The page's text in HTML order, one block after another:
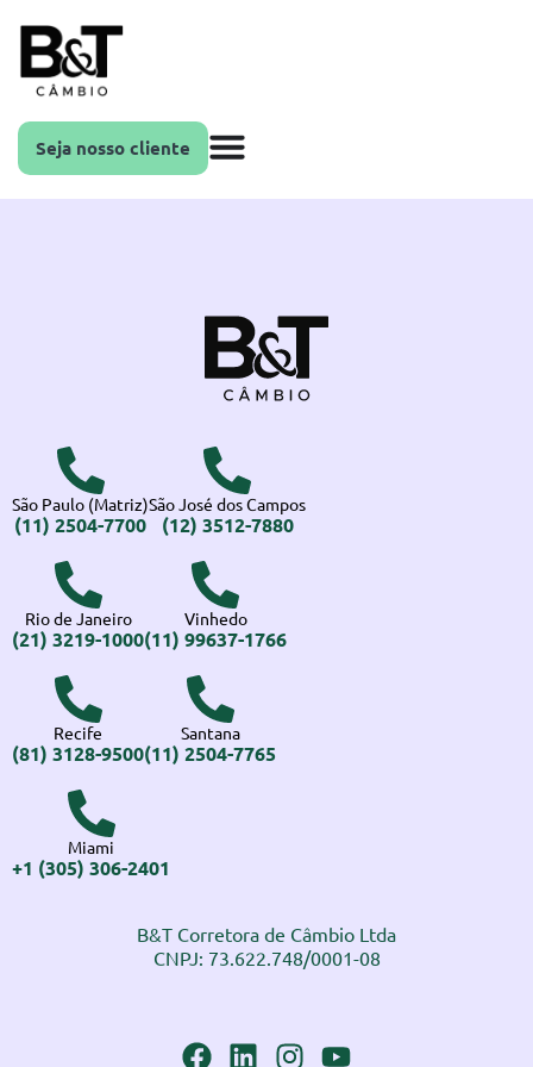
Seja nosso cliente
São Paulo (Matriz)
(11) 2504-7700
São José dos Campos
(12) 3512-7880
Rio de Janeiro
(21) 3219-1000
Vinhedo
(11) 99637-1766
Recife
(81) 3128-9500
Santana
(11) 2504-7765
Miami
+1 (305) 306-2401
B&T Corretora de Câmbio Ltda
CNPJ: 73.622.748/0001-08